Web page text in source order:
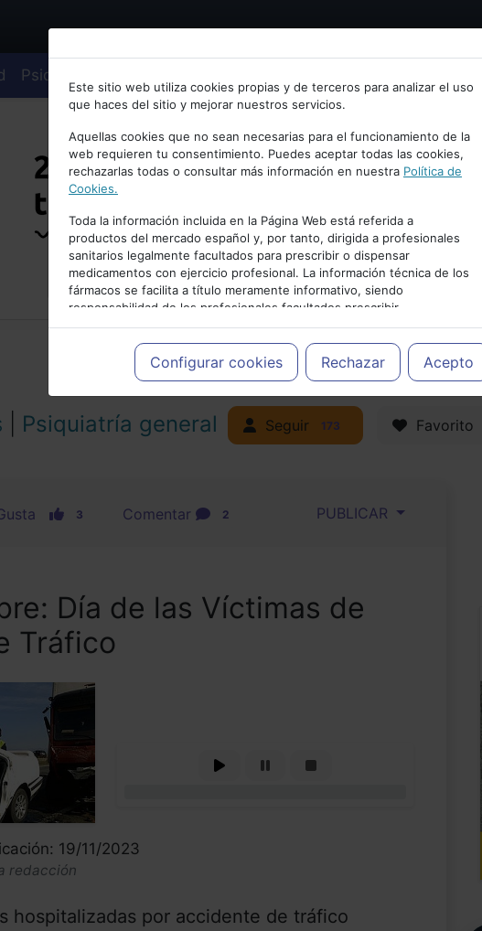
Bienvenid@ a psiquiatria.com
Escribe tu Email
Accede o regístrate con tu email.
Cancelar
Psiquiatría
Este sitio web utiliza cookies propias y de terceros para analizar el uso
que haces del sitio y mejorar nuestros servicios.
Aquellas cookies que no sean necesarias para el funcionamiento de la
web requieren tu consentimiento. Puedes aceptar todas las cookies,
rechazarlas todas o consultar más información en nuestra Política de
Cookies.
Toda la información incluida en la Página Web está referida a
productos del mercado español y, por tanto, dirigida a profesionales
sanitarios legalmente facultados para prescribir o dispensar
medicamentos con ejercicio profesional. La información técnica de los
fármacos se facilita a título meramente informativo, siendo
responsabilidad de los profesionales facultados prescribir
medicamentos y decidir, en cada caso concreto, el tratamiento más
adecuado a las necesidades del paciente.
Configurar cookies Rechazar Acepto
PUBLICIDAD
Psiquiatría general Seguir 173 Favorito
3 Comentar 2 PUBLICAR
Día de las Víctimas de
Tráfico
19/11/2023
redacción
hospitalizadas por accidente de tráfico